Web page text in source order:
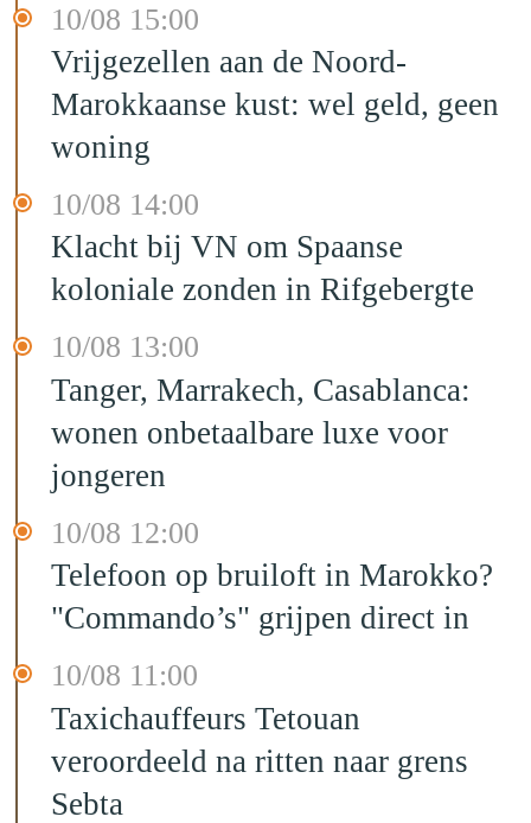
10/08 15:00
Vrijgezellen aan de Noord-
Marokkaanse kust: wel geld, geen
woning
10/08 14:00
Klacht bij VN om Spaanse
koloniale zonden in Rifgebergte
10/08 13:00
Tanger, Marrakech, Casablanca:
wonen onbetaalbare luxe voor
jongeren
10/08 12:00
Telefoon op bruiloft in Marokko?
"Commando’s" grijpen direct in
10/08 11:00
Taxichauffeurs Tetouan
veroordeeld na ritten naar grens
Sebta